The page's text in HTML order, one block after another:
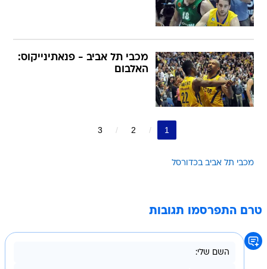
מכבי תל אביב - פנאתינייקוס:
האלבום
1
2
3
מכבי תל אביב בכדורסל
טרם התפרסמו תגובות